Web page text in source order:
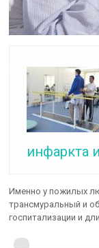
инфаркта
Именно у пожилых
трансмуральный и
госпитализации и